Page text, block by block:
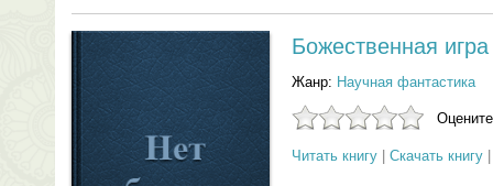
Божественная игра
Жанр: Научная фантастика
Читать книгу Скачать книгу